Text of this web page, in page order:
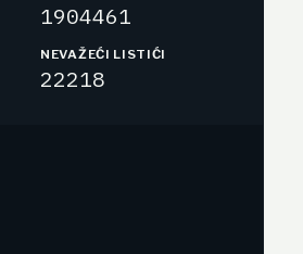
1904461
NEVAŽEĆI LISTIĆI
22218